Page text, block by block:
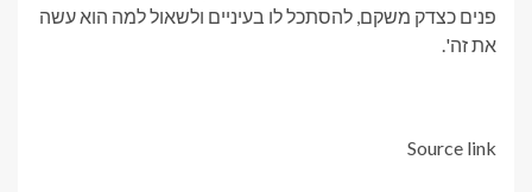
פנים כצדק משקם, להסתכל לו בעיניים ולשאול למה הוא עשה
את זה'.
Source link